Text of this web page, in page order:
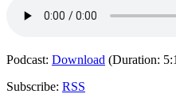
Podcast: Download (Duration:
Subscribe: RSS